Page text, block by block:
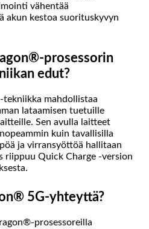
vähentää
akun kestoa suorituskyvyn
prosessorin
edut?
tekniikka mahdollistaa
lataamisen tuetuille
Sen avulla laitteet
kuin tavallisilla
ja virransyöttöä hallitaan
riippuu Quick Charge -version
5G-yhteyttä?
prosessoreilla